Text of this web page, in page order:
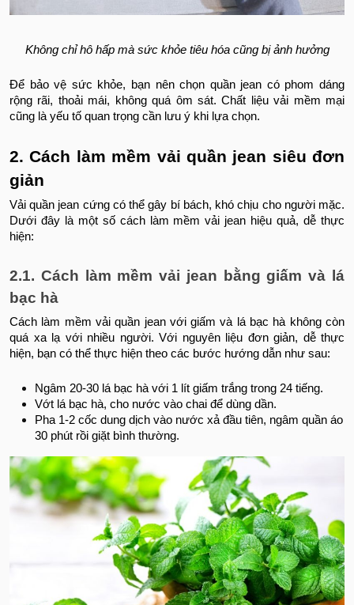
Không chỉ hô hấp mà sức khỏe tiêu hóa cũng bị ảnh hưởng
Để bảo vệ sức khỏe, bạn nên chọn quần jean có phom dáng
rộng rãi, thoải mái, không quá ôm sát. Chất liệu vải mềm mại
cũng là yếu tố quan trọng cần lưu ý khi lựa chọn.
2. Cách làm mềm vải quần jean siêu đơn
giản
Vải quần jean cứng có thể gây bí bách, khó chịu cho người mặc.
Dưới đây là một số cách làm mềm vải jean hiệu quả, dễ thực
hiện:
2.1. Cách làm mềm vải jean bằng giấm và lá
bạc hà
Cách làm mềm vải quần jean với giấm và lá bạc hà không còn
quá xa lạ với nhiều người. Với nguyên liệu đơn giản, dễ thực
hiện, bạn có thể thực hiện theo các bước hướng dẫn như sau:
Ngâm 20-30 lá bạc hà với 1 lít giấm trắng trong 24 tiếng.
Vớt lá bạc hà, cho nước vào chai để dùng dần.
Pha 1-2 cốc dung dịch vào nước xả đầu tiên, ngâm quần áo
30 phút rồi giặt bình thường.